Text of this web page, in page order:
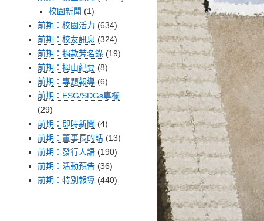
校園新聞 (1)
前期：校園活力 (634)
前期：校友訊息 (324)
前期：捐款芳名錄 (19)
前期：拇山紀要 (8)
前期：專題報導 (6)
前期：ESG/SDGs專欄
(29)
前期：即時新聞 (4)
前期：董事長的話 (13)
前期：發行人語 (190)
前期：活動預告 (36)
前期：特別報導 (440)